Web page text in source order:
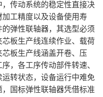
传动系统的稳定性直接决
工精度以及设备使用寿
弹性联轴器，其选型必须
板生产线连续作业、载荷
板生产线涵盖开卷、压
，各工序传动部件转速、
转状态，设备运行中难免
国标弹性联轴器凭借标准